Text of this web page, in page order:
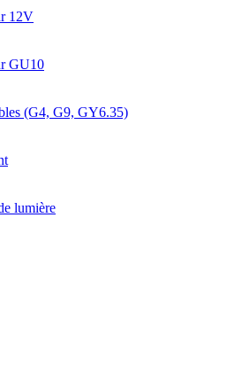
12V
GU10
(G4, G9, GY6.35)
lumière